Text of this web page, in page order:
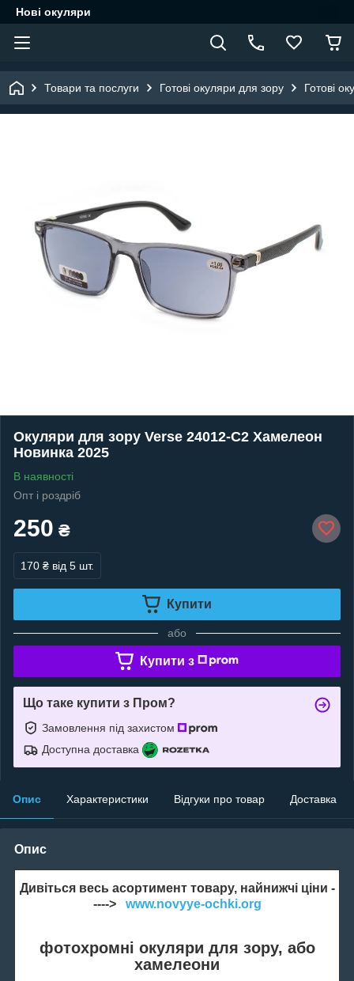
Нові окуляри
Товари та послуги Готові окуляри для зору Готові
Окуляри для зору Verse 24012-C2 Хамелеон
Новинка 2025
В наявності
Опт і роздріб
250 ₴
170 ₴ від 5 шт.
Купити
або
Купити з
Що таке купити з Пром?
Замовлення під захистом
Доступна доставка
Опис Характеристики Відгуки про товар Доставка
Опис
Дивіться весь асортимент товару, найнижчі ціни -
----> www.novyye-ochki.org
фотохромні окуляри для зору, або
хамелеони